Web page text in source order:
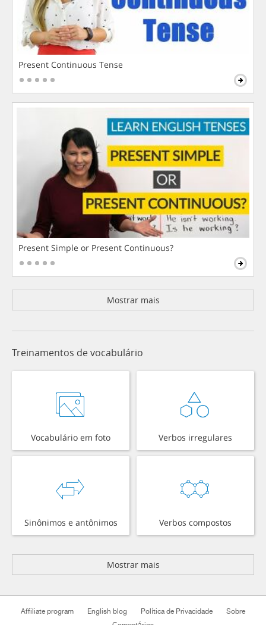
Present Continuous Tense
Present Simple or Present Continuous?
Mostrar mais
Treinamentos de vocabulário
Vocabulário em foto Verbos irregulares
Sinônimos e antônimos Verbos compostos
Mostrar mais
Affiliate program English blog Política de Privacidade
Sobre